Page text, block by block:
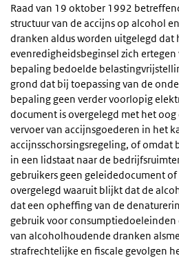
Raad van 19 oktober 1992
structuur van de accijns op alcohol
dranken aldus worden uitgelegd dat
evenredigheidsbeginsel zich ertegen
bepaling bedoelde
grond dat bij toepassing van de
bepaling geen verder voorlopig
document is overgelegd met het
vervoer van accijnsgoederen in het
accijnsschorsingsregeling, of omdat
in een lidstaat naar de
gebruikers geen geleidedocument
overgelegd waaruit blijkt dat de
dat een opheffing van de
gebruik voor consumptiedoeleinden
van alcoholhoudende dranken
strafrechtelijke en fiscale gevolgen